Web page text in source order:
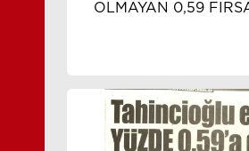
OLMAYAN 0,59